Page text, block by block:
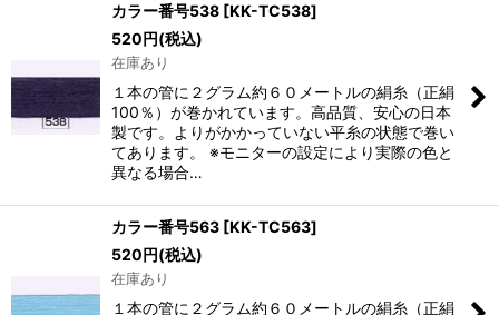
カラー番号538 [KK-TC538]
520円(税込)
在庫あり
１本の管に２グラム約６０メートルの絹糸（正絹
100％）が巻かれています。高品質、安心の日本
製です。よりがかかっていない平糸の状態で巻い
てあります。 ※モニターの設定により実際の色と
異なる場合…
カラー番号563 [KK-TC563]
520円(税込)
在庫あり
１本の管に２グラム約６０メートルの絹糸（正絹